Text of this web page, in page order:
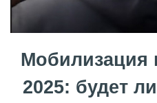
Мобилизация
2025: будет